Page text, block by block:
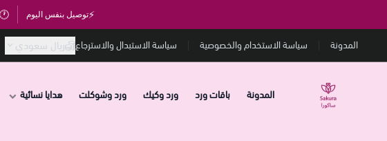
⚡توصيل بنفس اليوم 🕐
المدونة سياسة الاستخدام والخصوصية سياسة الاستبدال والاسترجاع ريال سعودي
متجر ساكورا المدونة باقات ورد ورد وكيك ورد وشوكلت هدايا نسائية